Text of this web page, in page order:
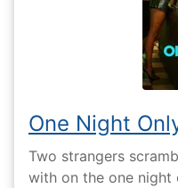
One Night
Two strangers
with on the one night